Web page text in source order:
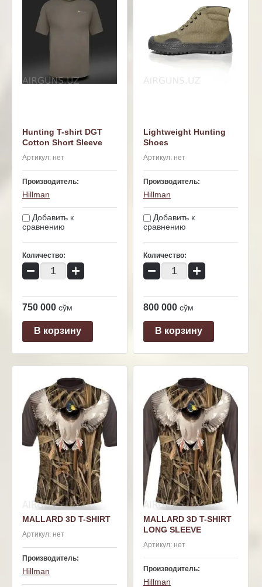
Hunting T-shirt DGT
Cotton Short Sleeve
Артикул: нет
Производитель:
Hillman
Добавить к
сравнению
Количество:
− +
750 000 сўм
В корзину
Lightweight Hunting
Shoes
Артикул:нет
Производитель:
Hillman
Добавить к
сравнению
Количество:
− +
800 000 сўм
В корзину
MALLARD 3D T-SHIRT
Артикул: нет
Производитель:
Hillman
MALLARD 3D T-SHIRT
LONG SLEEVE
Артикул:нет
Производитель:
Hillman